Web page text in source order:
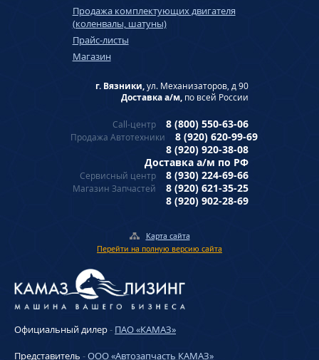
Продажа комплектующих двигателя
(коленвалы, шатуны)
Прайс-листы
Магазин
г. Вязники,ул. Механизаторов, д 90
Доставка а/м, по всей России
Call-центр 8 (800) 550-63-06
Продажа Автотехники
8 (920) 620-99-69
8 (920) 920-38-08
Доставка а/м по РФ
Сервисный центр 8 (930) 224-69-66
Магазин Запчастей
8 (920) 621-35-25
8 (920) 902-28-69
Карта сайта
Перейти на полную версию сайта
Официальный дилер- ПАО «КАМАЗ»
Представитель -ООО «Автозапчасть КАМАЗ»